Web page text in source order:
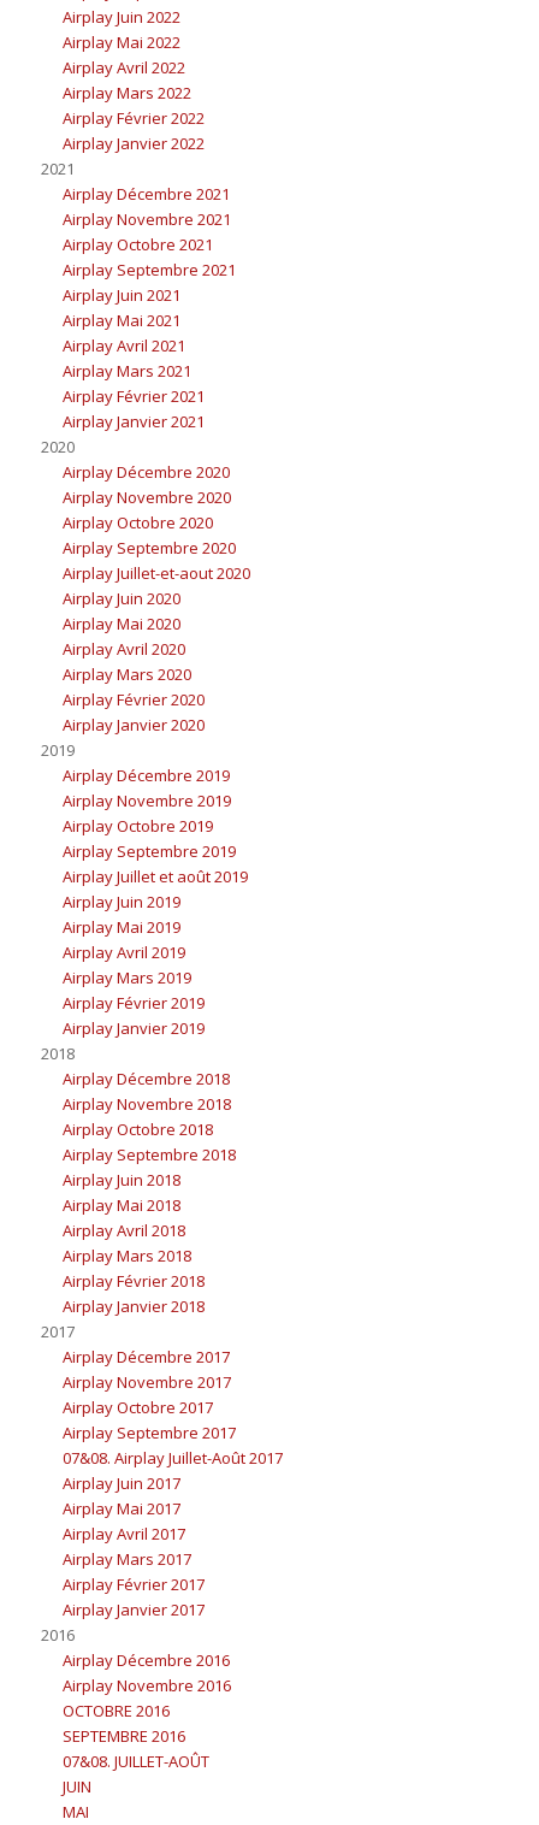
Airplay Juin 2022
Airplay Mai 2022
Airplay Avril 2022
Airplay Mars 2022
Airplay Février 2022
Airplay Janvier 2022
2021
Airplay Décembre 2021
Airplay Novembre 2021
Airplay Octobre 2021
Airplay Septembre 2021
Airplay Juin 2021
Airplay Mai 2021
Airplay Avril 2021
Airplay Mars 2021
Airplay Février 2021
Airplay Janvier 2021
2020
Airplay Décembre 2020
Airplay Novembre 2020
Airplay Octobre 2020
Airplay Septembre 2020
Airplay Juillet-et-aout 2020
Airplay Juin 2020
Airplay Mai 2020
Airplay Avril 2020
Airplay Mars 2020
Airplay Février 2020
Airplay Janvier 2020
2019
Airplay Décembre 2019
Airplay Novembre 2019
Airplay Octobre 2019
Airplay Septembre 2019
Airplay Juillet et août 2019
Airplay Juin 2019
Airplay Mai 2019
Airplay Avril 2019
Airplay Mars 2019
Airplay Février 2019
Airplay Janvier 2019
2018
Airplay Décembre 2018
Airplay Novembre 2018
Airplay Octobre 2018
Airplay Septembre 2018
Airplay Juin 2018
Airplay Mai 2018
Airplay Avril 2018
Airplay Mars 2018
Airplay Février 2018
Airplay Janvier 2018
2017
Airplay Décembre 2017
Airplay Novembre 2017
Airplay Octobre 2017
Airplay Septembre 2017
07&08. Airplay Juillet-Août 2017
Airplay Juin 2017
Airplay Mai 2017
Airplay Avril 2017
Airplay Mars 2017
Airplay Février 2017
Airplay Janvier 2017
2016
Airplay Décembre 2016
Airplay Novembre 2016
OCTOBRE 2016
SEPTEMBRE 2016
07&08. JUILLET-AOÛT
JUIN
MAI